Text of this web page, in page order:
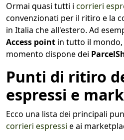
Ormai quasi tutti i corrieri
convenzionati per il ritiro e la
in Italia che all'estero. Ad
Access point in tutto il
momento dispone dei
Punti di ritiro
espressi e
Ecco una lista dei principali
corrieri espressi e ai